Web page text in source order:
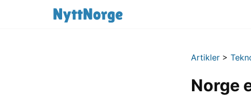
Artikler >
Norge